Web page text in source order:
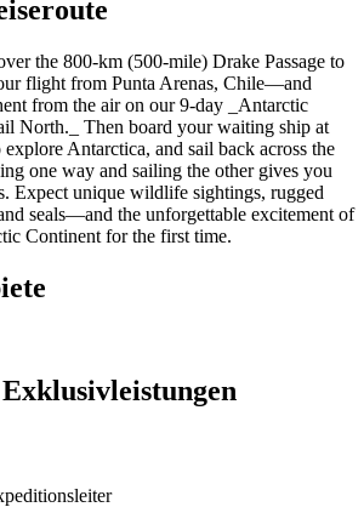
the 800-km (500-mile) Drake Passage to
flight from Punta Arenas, Chile—and
from the air on our 9-day _Antarctic
North._ Then board your waiting ship at
Antarctica, and sail back across the
one way and sailing the other gives you
Expect unique wildlife sightings, rugged
seals—and the unforgettable excitement of
Continent for the first time.